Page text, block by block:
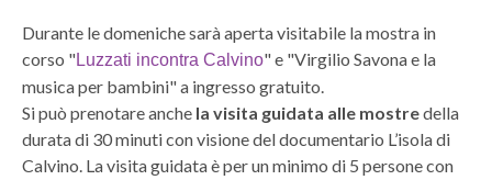
Durante le domeniche sarà aperta visitabile la mostra in
corso "Luzzati incontra Calvino" e "Virgilio Savona e la
musica per bambini" a ingresso gratuito.
Si può prenotare anche la visita guidata alle mostredella
durata di 30 minuti con visione del documentario L’isola di
Calvino. La visita guidata è per un minimo di 5 persone con